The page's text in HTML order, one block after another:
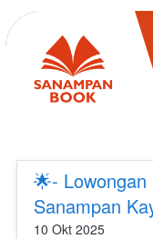
🌟-
Sanampan
10 Okt 2025